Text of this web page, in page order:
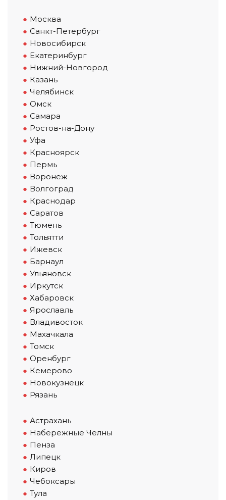
Москва
Санкт-Петербург
Новосибирск
Екатеринбург
Нижний-Новгород
Казань
Челябинск
Омск
Самара
Ростов-на-Дону
Уфа
Красноярск
Пермь
Воронеж
Волгоград
Краснодар
Саратов
Тюмень
Тольятти
Ижевск
Барнаул
Ульяновск
Иркутск
Хабаровск
Ярославль
Владивосток
Махачкала
Томск
Оренбург
Кемерово
Новокузнецк
Рязань
Астрахань
Набережные Челны
Пенза
Липецк
Киров
Чебоксары
Тула